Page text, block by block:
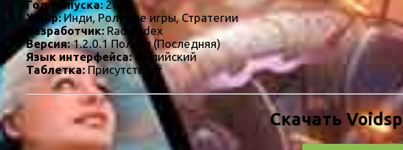
Год выпуска:2015
Жанр:Инди, Ролевые игры, Стратегии
Разработчик: Rad Codex
Версия:1.2.0.1 Полная (Последняя)
Язык интерфейса:английский
Таблетка: Присутствует
Скачать